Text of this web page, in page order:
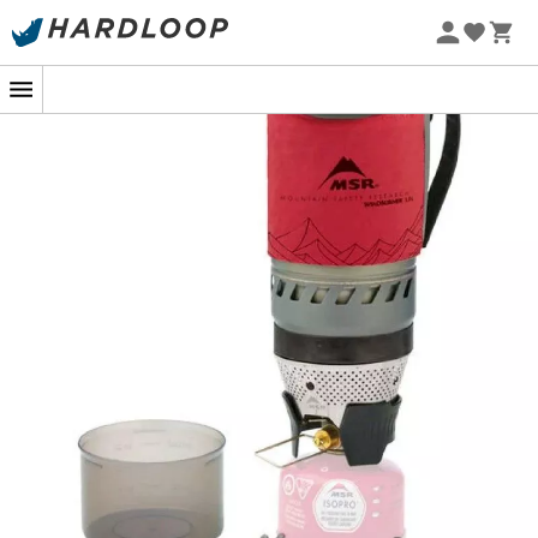
Letní akce 🔥 -5 % EXTRA při nákupu 2 produktů* s kódem
Pro vaše minimalistické výlety o samotě nebo ve dvou, i
za těch nejextrémnějších podmínek, je
MSR WindBurner
Hořák s radiální hlavou a jeho uzavřená konstrukce, která
, umožňují použití vařiče i za
extrémních podmínek, zejména proti větru.
Stačí pouze 2 minuty a 30 sekund k uvedení 0,5 l vody do
varu při spotřebě pouhých 7 g paliva.
Odolnost proti větru je posílena vnitřním regulátorem
nejrychlejší a nejúspornější na palivo
vzít méně palivových kartuší a odlehčit svůj batoh.